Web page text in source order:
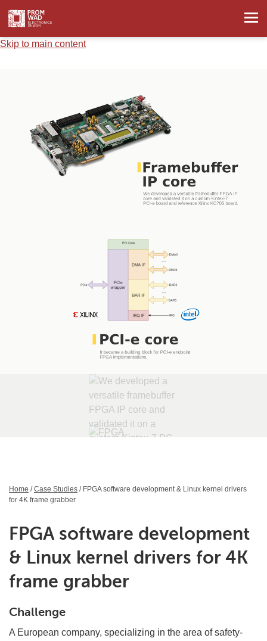
Skip to main content
Home /Case Studies / FPGA software development & Linux kernel drivers
for 4K frame grabber
FPGA software development
& Linux kernel drivers for 4K
frame grabber
Challenge
A European company, specializing in the area of safety-